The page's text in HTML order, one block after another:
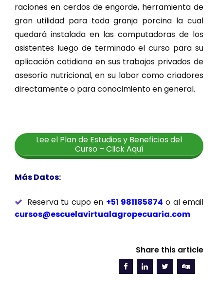
raciones en cerdos de engorde, herramienta de
gran utilidad para toda granja porcina la cual
quedará instalada en las computadoras de los
asistentes luego de terminado el curso para su
aplicación cotidiana en sus trabajos privados de
asesoría nutricional, en su labor como criadores
directamente o para conocimiento en general.
Lee el Plan de Estudios y Beneficios del
Curso – Click Aquí
Más Datos:
Reserva tu cupo en +51 981185874 o al email
cursos@escuelavirtualagropecuaria.com
Share this article